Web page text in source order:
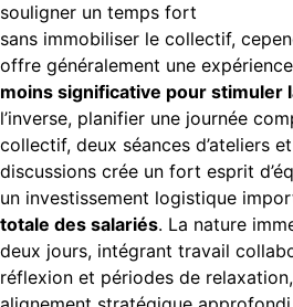
souligner un temps fort
sans immobiliser le collectif,
offre généralement une
moins significative pour stimuler
l’inverse, planifier une journée
collectif, deux séances d’ateliers
discussions crée un fort esprit
un investissement logistique
totale des salariés. La nature
deux jours, intégrant travail
réflexion et périodes de